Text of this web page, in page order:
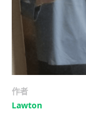
作者
Lawton